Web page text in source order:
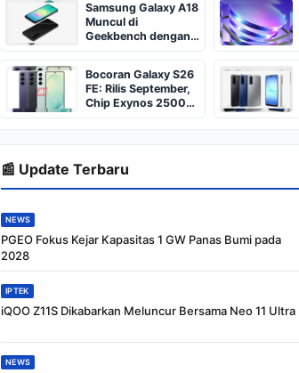
Samsung Galaxy A18
Muncul di
Geekbench dengan
Spesifikasi Kunci
Bocoran Galaxy S26
FE: Rilis September,
Chip Exynos 2500
dan Wi-Fi Qualcomm
📰 Update Terbaru
NEWS
PGEO Fokus Kejar Kapasitas 1 GW Panas Bumi pada
2028
IPTEK
iQOO Z11S Dikabarkan Meluncur Bersama Neo 11 Ultra
NEWS